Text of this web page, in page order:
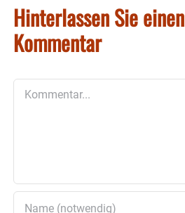
Hinterlassen Sie einen
Kommentar